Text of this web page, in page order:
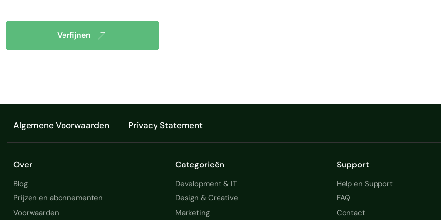
Verfijnen
Algemene Voorwaarden Privacy Statement
Over
Blog
Prijzen en abonnementen
Voorwaarden
Categorieën
Development & IT
Design & Creative
Marketing
Support
Help en Support
FAQ
Contact